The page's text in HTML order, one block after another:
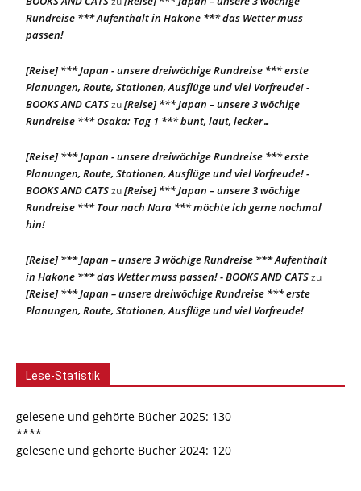
Rundreise *** Aufenthalt in Hakone *** das Wetter muss
passen!
[Reise] *** Japan - unsere dreiwöchige Rundreise *** erste
Planungen, Route, Stationen, Ausflüge und viel Vorfreude! -
BOOKS AND CATSzu[Reise] *** Japan – unsere 3 wöchige
Rundreise *** Osaka: Tag 1 *** bunt, laut, lecker…
[Reise] *** Japan - unsere dreiwöchige Rundreise *** erste
Planungen, Route, Stationen, Ausflüge und viel Vorfreude! -
BOOKS AND CATSzu[Reise] *** Japan – unsere 3 wöchige
Rundreise *** Tour nach Nara *** möchte ich gerne nochmal
hin!
[Reise] *** Japan – unsere 3 wöchige Rundreise *** Aufenthalt
in Hakone *** das Wetter muss passen! - BOOKS AND CATSzu
[Reise] *** Japan – unsere dreiwöchige Rundreise *** erste
Planungen, Route, Stationen, Ausflüge und viel Vorfreude!
Lese-Statistik
gelesene und gehörte Bücher 2025: 130
****
gelesene und gehörte Bücher 2024: 120